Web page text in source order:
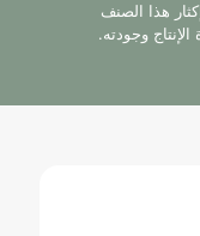
هذا الصنف
وجودته.